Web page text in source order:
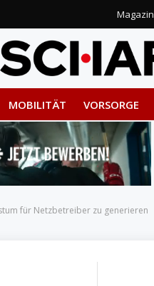
Magazin
MOBILITÄT VORSORGE
für Netzbetreiber zu generieren